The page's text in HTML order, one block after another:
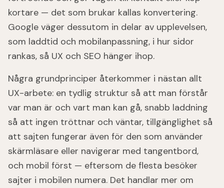
kortare — det som brukar kallas konvertering.
Google väger dessutom in delar av upplevelsen,
som laddtid och mobilanpassning, i hur sidor
rankas, så UX och SEO hänger ihop.
Några grundprinciper återkommer i nästan allt
UX-arbete: en tydlig struktur så att man förstår
var man är och vart man kan gå, snabb laddning
så att ingen tröttnar och väntar, tillgänglighet så
att sajten fungerar även för den som använder
skärmläsare eller navigerar med tangentbord,
och mobil först — eftersom de flesta besöker
sajter i mobilen numera. Det handlar mer om